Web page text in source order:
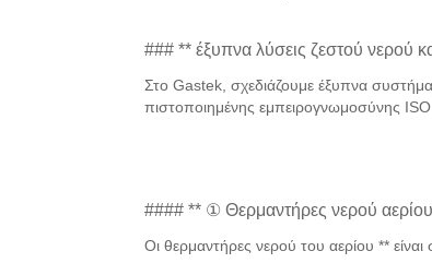
### ** έξυπνα λύσεις ζεστού νερού
Στο Gastek, σχεδιάζουμε έξυπνα
πιστοποιημένης εμπειρογνωμοσύνης
#### ** ① Θερμαντήρες νερού
Οι θερμαντήρες νερού του αερίου **